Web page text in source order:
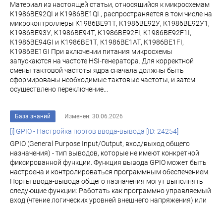
Материал из настоящей статьи, относящийся к микросхемам
К1986ВЕ92QI и К1986ВЕ1QI , распространяется в том числе на
микроконтроллеры К1986ВЕ91Т, К1986ВЕ92У, К1986ВЕ92У1,
К1986ВЕ93У, К1986ВЕ94Т, К1986ВЕ92FI, К1986ВЕ92F1I,
К1986ВЕ94GI и К1986ВЕ1Т, К1986ВЕ1АТ, К1986ВЕ1FI,
К1986ВЕ1GI При включении питания микросхемы
запускаются на частоте HSI-генератора. Для корректной
смены тактовой частоты ядра сначала должны быть
сформированы необходимые тактовые частоты, и затем
осуществлено переключение...
База знаний Изменен: 30.06.2026
[i] GPIO - Настройка портов ввода-вывода [ID: 24254]
GPIO (General Purpose Input/Output, вход/выход общего
назначения) - тип выводов, которые не имеют конкретной
фиксированной функции. Функция вывода GPIO может быть
настроена и контролироваться программным обеспечением.
Порты ввода-вывода общего назначения могут выполнять
следующие функции: Работать как программно управляемый
вход (чтение логических уровней внешнего напряжения) или